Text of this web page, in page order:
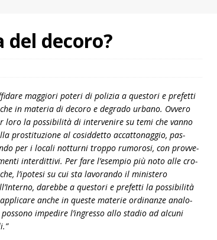
del decoro?
mag­giori poteri di poli­zia a que­stori e pre­fetti
in mate­ria di decoro e degrado urbano. Ovvero
loro la pos­si­bi­lità di inter­ve­nire su temi che vanno
pro­sti­tu­zione al cosid­detto accat­to­nag­gio, pas­
per i locali not­turni troppo rumo­rosi, con prov­ve­
inter­dit­tivi. Per fare l’esempio più noto alle cro­
l’ipotesi su cui sta lavo­rando il mini­stero
darebbe a que­stori e pre­fetti la pos­si­bi­lità
anche in que­ste mate­rie ordi­nanze ana­lo­
impe­dire l’ingresso allo sta­dio ad alcuni